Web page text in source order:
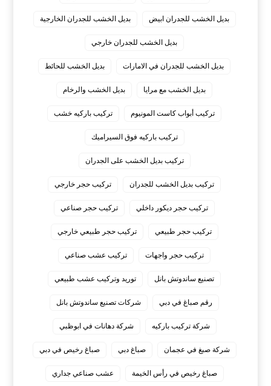
بديل الخشب للجدران ابيض بديل الخشب للجدران الخارجية
بديل الخشب للجدران خارجي
بديل الخشب للجدران في الامارات بديل الخشب للحائط
بديل الخشب مع مرايا بديل الخشب والرخام
تركيب أبواب كاست المونيوم تركيب باركيه خشب
تركيب باركيه فوق السيراميك
تركيب بديل الخشب على الجدران
تركيب بديل الخشب للجدران تركيب حجر خارجي
تركيب حجر ديكور داخلي تركيب حجر صناعي
تركيب حجر طبيعي تركيب حجر طبيعي خارجي
تركيب حجر واجهات تركيب عشب صناعي
تصنيع ساندوتش بانل توريد وتركيب عشب طبيعي
رقم صباغ في دبي شركات تصنيع ساندوتش بانل
شركة تركيب باركيه شركة دهانات في ابوظبي
شركة صبغ في عجمان صباغ دبي صباغ رخيص في دبي
صباغ رخيص في رأس الخيمة عشب صناعي جداري